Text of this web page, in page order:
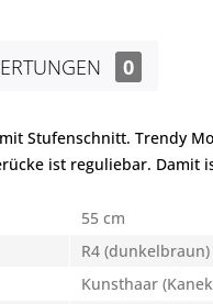
0
Stufenschnitt. Trendy
ist reguliebar.
55 cm
R4 (dunkelbraun)
Kunsthaar